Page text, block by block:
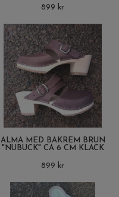
899 kr
ALMA MED BAKREM BRUN
"NUBUCK" CA 6 CM KLACK
899 kr